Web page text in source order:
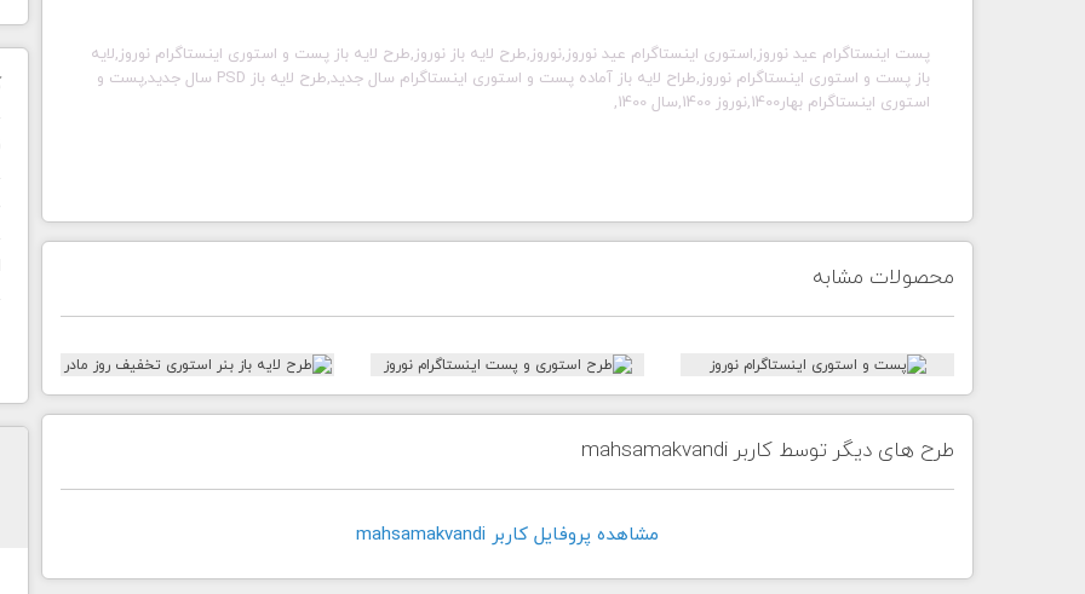
پست اینستاگرام عید نوروز,استوری اینستاگرام عید نوروز,نوروز,طرح لایه باز نوروز,طرح لایه باز پست و استوری اینستاگرام نوروز,لایه
باز پست و استوری اینستاگرام نوروز,طراح لایه باز آماده پست و استوری اینستاگرام سال جدید,طرح لایه باز PSD سال جدید,پست و
استوری اینستاگرام بهار1400 ,نوروز 1400 ,سال 1400,
محصولات مشابه
طرح های دیگر توسط کاربر mahsamakvandi
مشاهده پروفايل کاربر mahsamakvandi